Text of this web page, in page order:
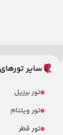
سایر
تور برزیل
تور ویتنام
تور قطر